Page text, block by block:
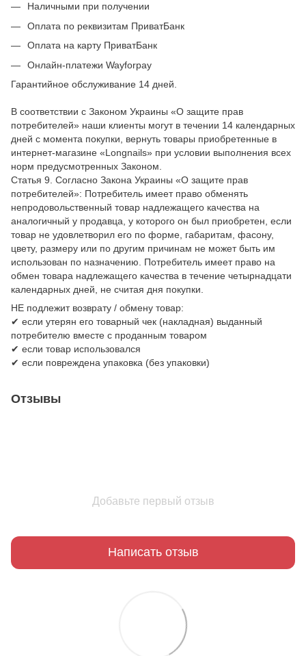
Наличными при получении
Оплата по реквизитам ПриватБанк
Оплата на карту ПриватБанк
Онлайн-платежи Wayforpay
Гарантийное обслуживание 14 дней.
В соответствии с Законом Украины «О защите прав
потребителей» наши клиенты могут в течении 14 календарных
дней с момента покупки, вернуть товары приобретенные в
интернет-магазине «Longnails» при условии выполнения всех
норм предусмотренных Законом.
Статья 9. Согласно Закона Украины «О защите прав
потребителей»: Потребитель имеет право обменять
непродовольственный товар надлежащего качества на
аналогичный у продавца, у которого он был приобретен, если
товар не удовлетворил его по форме, габаритам, фасону,
цвету, размеру или по другим причинам не может быть им
использован по назначению. Потребитель имеет право на
обмен товара надлежащего качества в течение четырнадцати
календарных дней, не считая дня покупки.
НЕ подлежит возврату / обмену товар:
✔ если утерян его товарный чек (накладная) выданный
потребителю вместе с проданным товаром
✔ если товар использовался
✔ если повреждена упаковка (без упаковки)
Отзывы
Добавьте первый отзыв
Написать отзыв